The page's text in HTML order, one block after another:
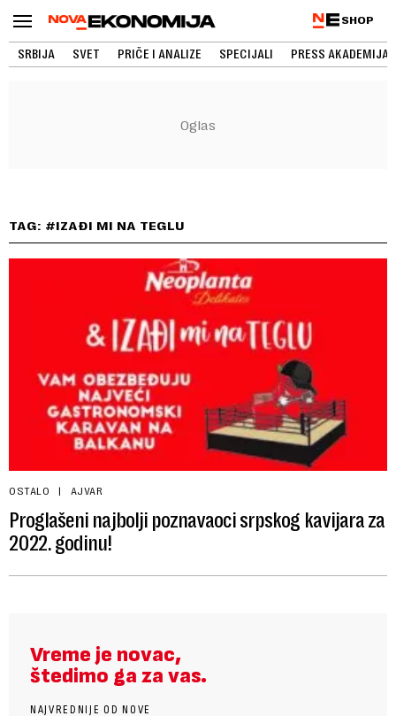
SHOP
SRBIJA SVET PRIČE I ANALIZE SPECIJALI PRESS AKADEMIJA
TAG: #IZAĐI MI NA TEGLU
OSTALO AJVAR
Proglašeni najbolji poznavaoci srpskog kavijara za
2022. godinu!
Vreme je novac,
štedimo ga za vas.
NAJVREDNIJE OD NOVE